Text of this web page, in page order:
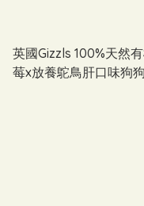
英國Gizzls 100%天然
莓x放養鴕鳥肝口味狗